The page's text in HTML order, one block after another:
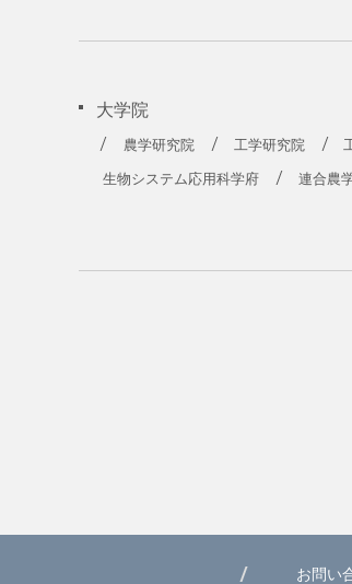
大学院
農学研究院 工学研究院
生物システム応用科学府 連合農
お問い